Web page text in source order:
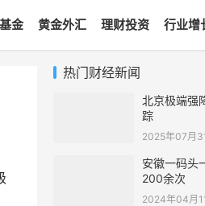
金 黄金外汇 理财投资 行业增
热门财经新闻
北京极端强
踪
2025年07月
安徽一码头
200余次
2024年04月